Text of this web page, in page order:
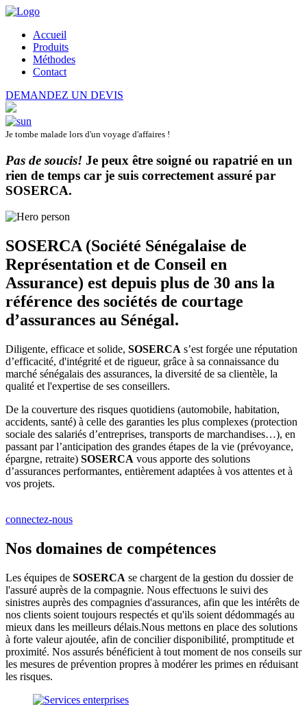
Accueil
Produits
Méthodes
Contact
DEMANDEZ UN DEVIS
Je tombe malade lors d'un voyage d'affaires !
Pas de soucis! Je peux être soigné ou rapatrié en un
rien de temps car je suis correctement assuré par
SOSERCA.
SOSERCA (Société Sénégalaise de
Représentation et de Conseil en
Assurance) est depuis plus de 30 ans la
référence des sociétés de courtage
d’assurances au Sénégal.
Diligente, efficace et solide, SOSERCA s’est forgée une réputation
d’efficacité, d'intégrité et de rigueur, grâce à sa connaissance du
marché sénégalais des assurances, la diversité de sa clientèle, la
qualité et l'expertise de ses conseillers.
De la couverture des risques quotidiens (automobile, habitation,
accidents, santé) à celle des garanties les plus complexes (protection
sociale des salariés d’entreprises, transports de marchandises…), en
passant par l’anticipation des grandes étapes de la vie (prévoyance,
épargne, retraite) SOSERCA vous apporte des solutions
d’assurances performantes, entièrement adaptées à vos attentes et à
vos projets.
connectez-nous
Nos domaines de compétences
Les équipes de SOSERCA se chargent de la gestion du dossier de
l'assuré auprès de la compagnie. Nous effectuons le suivi des
sinistres auprès des compagnies d'assurances, afin que les intérêts de
nos clients soient toujours respectés et qu'ils soient dédommagés au
mieux dans les meilleurs délais.Nous mettons en place des solutions
à forte valeur ajoutée, afin de concilier disponibilité, promptitude et
proximité. Nos assurés bénéficient à tout moment de nos conseils sur
les mesures de prévention propres à modérer les primes en réduisant
les risques.